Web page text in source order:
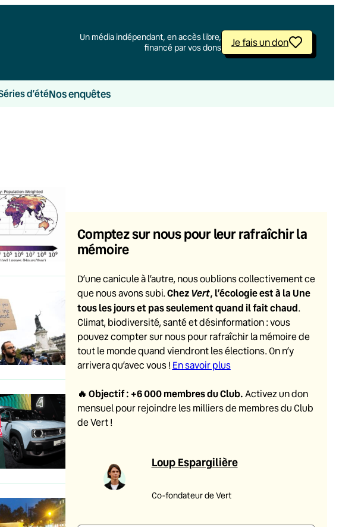
Un média indépendant, en accès libre,
financé par vos dons
Je fais un don
d’étéNos enquêtes
Comptez sur nous pour leur rafraîchir la
mémoire
D’une canicule à l’autre, nous oublions collectivement ce
que nous avons subi. ChezVert, l’écologie est à la Une
tous les jours et pas seulement quand il fait chaud.
Climat, biodiversité, santé et désinformation : vous
pouvez compter sur nous pour rafraîchir la mémoire de
tout le monde quand viendront les élections. On n’y
arrivera qu’avec vous ! En savoir plus
🔥 Objectif : +6 000 membres du Club. Activez un don
mensuel pour rejoindre les milliers de membres du Club
de Vert !
Loup Espargilière
Co-fondateur de Vert